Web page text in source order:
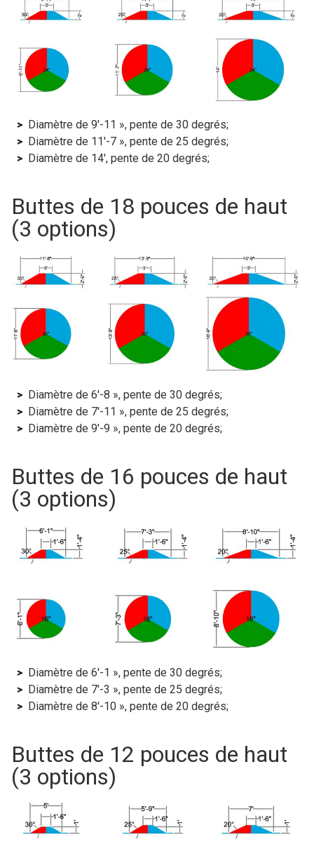
Diamètre de 9′-11 », pente de 30 degrés;
Diamètre de 11′-7 », pente de 25 degrés;
Diamètre de 14′, pente de 20 degrés;
Buttes de 18 pouces de haut
(3 options)
Diamètre de 6′-8 », pente de 30 degrés;
Diamètre de 7′-11 », pente de 25 degrés;
Diamètre de 9′-9 », pente de 20 degrés;
Buttes de 16 pouces de haut
(3 options)
Diamètre de 6′-1 », pente de 30 degrés;
Diamètre de 7′-3 », pente de 25 degrés;
Diamètre de 8′-10 », pente de 20 degrés;
Buttes de 12 pouces de haut
(3 options)